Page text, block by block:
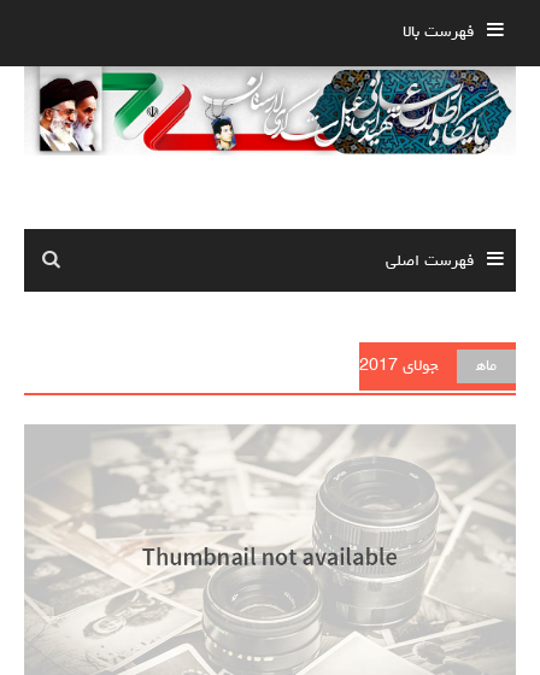
content
فهرست بالا
فهرست اصلی
ماه جولای 2017